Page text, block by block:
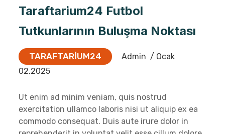
Taraftarium24 Futbol
Tutkunlarının Buluşma Noktası
TARAFTARIUM24 Admin / Ocak
02,2025
Ut enim ad minim veniam, quis nostrud
exercitation ullamco laboris nisi ut aliquip ex ea
commodo consequat. Duis aute irure dolor in